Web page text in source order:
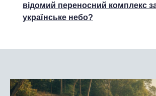
відомий переносний комплекс
українське небо?